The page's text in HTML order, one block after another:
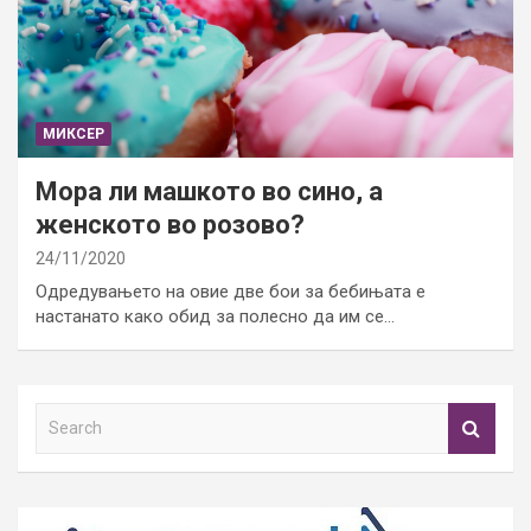
МИКСЕР
Мора ли машкото во сино, а
женското во розово?
24/11/2020
Одредувањето на овие две бои за бебињата е
настанато како обид за полесно да им се…